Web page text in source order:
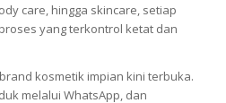
care, hingga skincare, setiap
yang terkontrol ketat dan
kosmetik impian kini terbuka.
melalui WhatsApp, dan